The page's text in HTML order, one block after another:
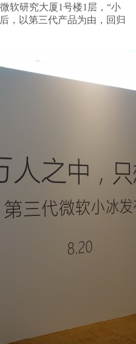
研究大厦1号楼1层，“小
，以第三代产品为由，回归